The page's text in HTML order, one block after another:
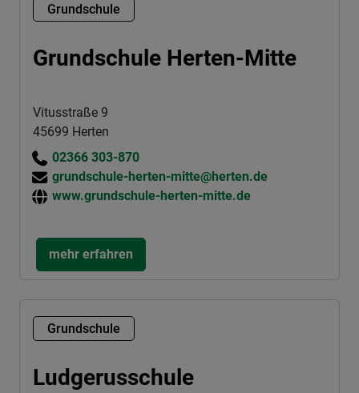
Grundschule
Grundschule Herten-Mitte
Vitusstraße 9
45699 Herten
02366 303-870
grundschule-herten-mitte@herten.de
www.grundschule-herten-mitte.de
mehr erfahren
Grundschule
Ludgerusschule